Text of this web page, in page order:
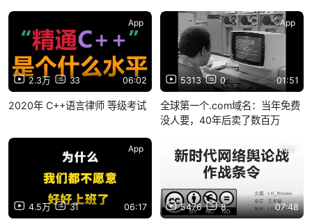
2.3万 33 06:02
App
2020年 C++语言律师 等级考试
5313 0 01:51
App
全球第一个.com域名：当年免费
没人要，40年后卖了数百万
4.5万 31 06:17
App
5476 8 07:48
App